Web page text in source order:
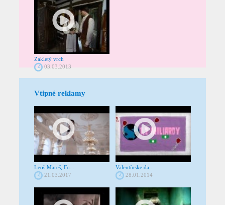
Zakletý vrch
03.03.2013
Vtipné reklamy
Leoš Mareš, Fo...
21.03.2017
Valentínske da...
28.01.2014